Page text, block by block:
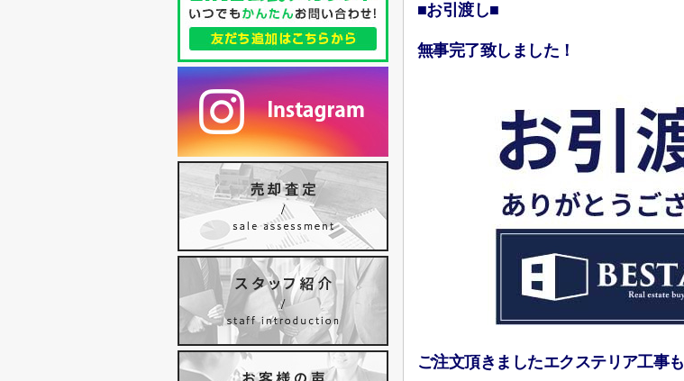
■お引渡し■
無事完了致しました！
ご注文頂きましたエクステリア工事も